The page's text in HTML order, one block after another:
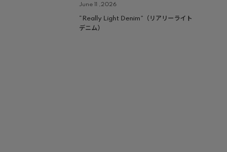
June 11 ,2026
“Really Light Denim”（リアリーライト
デニム）